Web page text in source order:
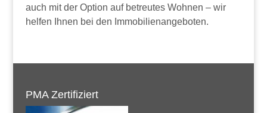
auch mit der Option auf betreutes Wohnen – wir
helfen Ihnen bei den Immobilienangeboten.
PMA Zertifiziert